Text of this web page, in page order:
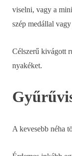
viselni, vagy a
szép medállal
Célszerű kivágott
nyakéket.
A kevesebb néha